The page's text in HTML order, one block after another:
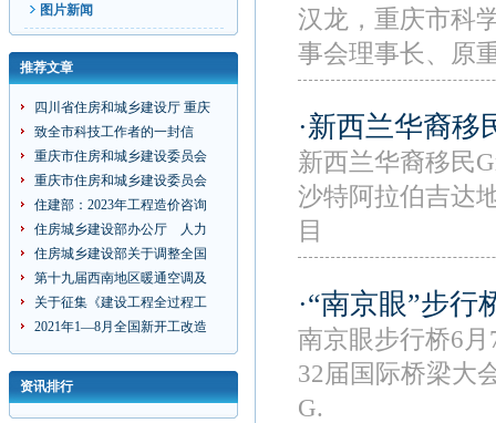
图片新闻
推荐文章
四川省住房和城乡建设厅 重庆
致全市科技工作者的一封信
重庆市住房和城乡建设委员会
重庆市住房和城乡建设委员会
住建部：2023年工程造价咨询
住房城乡建设部办公厅 人力
住房城乡建设部关于调整全国
第十九届西南地区暖通空调及
关于征集《建设工程全过程工
2021年1—8月全国新开工改造
资讯排行
汉龙，重庆市科
事会理事长、原
·新西兰华裔移
新西兰华裔移民
沙特阿拉伯吉达
目
·“南京眼”步行
南京眼步行桥6
32届国际桥梁大
G.